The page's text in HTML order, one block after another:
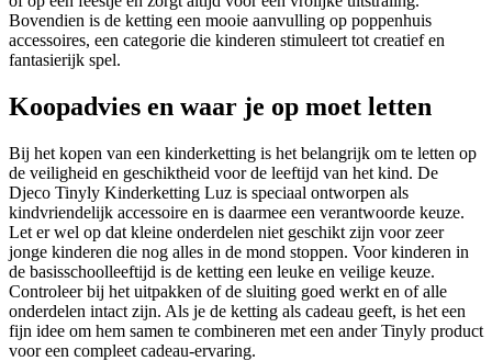
Bovendien is de ketting een mooie aanvulling op poppenhuis
accessoires, een categorie die kinderen stimuleert tot creatief en
fantasierijk spel.
Koopadvies en waar je op moet letten
Bij het kopen van een kinderketting is het belangrijk om te letten op
de veiligheid en geschiktheid voor de leeftijd van het kind. De
Djeco Tinyly Kinderketting Luz is speciaal ontworpen als
kindvriendelijk accessoire en is daarmee een verantwoorde keuze.
Let er wel op dat kleine onderdelen niet geschikt zijn voor zeer
jonge kinderen die nog alles in de mond stoppen. Voor kinderen in
de basisschoolleeftijd is de ketting een leuke en veilige keuze.
Controleer bij het uitpakken of de sluiting goed werkt en of alle
onderdelen intact zijn. Als je de ketting als cadeau geeft, is het een
fijn idee om hem samen te combineren met een ander Tinyly product
voor een compleet cadeau-ervaring.